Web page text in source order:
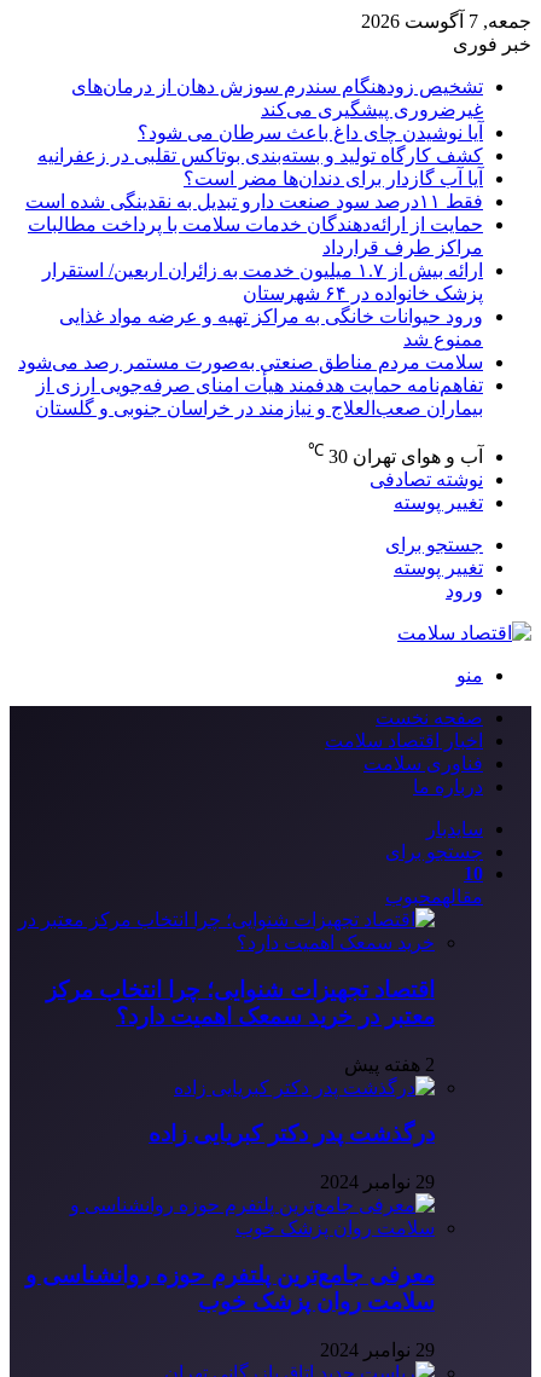
جمعه, 7 آگوست 2026
خبر فوری
تشخیص زودهنگام سندرم سوزش دهان از درمان‌های
غیرضروری پیشگیری می‌کند
آیا نوشیدن چای داغ باعث سرطان می شود؟
کشف کارگاه تولید و بسته‌بندی بوتاکس تقلبی در زعفرانیه
آیا آب گازدار برای دندان‌ها مضر است؟
فقط ۱۱‌درصد سود صنعت دارو تبدیل به نقدینگی شده است
حمایت از ارائه‌دهندگان خدمات سلامت با پرداخت مطالبات
مراکز طرف قرارداد
ارائه بیش از ۱.۷ میلیون خدمت به زائران اربعین/ استقرار
پزشک خانواده در ۶۴ شهرستان
ورود حیوانات خانگی به مراکز تهیه و عرضه مواد غذایی
ممنوع شد
سلامت مردم مناطق صنعتی به‌صورت مستمر رصد می‌شود
تفاهم‌نامه حمایت هدفمند هیأت امنای صرفه‌جویی ارزی از
بیماران صعب‌العلاج و نیازمند در خراسان جنوبی و گلستان
آب و هوای تهران 30
℃
نوشته تصادفی
تغییر پوسته
جستجو برای
تغییر پوسته
ورود
منو
صفحه نخست
اخبار اقتصاد سلامت
فناوری سلامت
درباره ما
سایدبار
جستجو برای
10
مقالهمحبوب
اقتصاد تجهیزات شنوایی؛ چرا انتخاب مرکز
معتبر در خرید سمعک اهمیت دارد؟
2 هفته پیش
درگذشت پدر دکتر کبریایی زاده
29 نوامبر 2024
معرفی جامع‌ترین پلتفرم حوزه روانشناسی و
سلامت روان پزشک خوب
29 نوامبر 2024